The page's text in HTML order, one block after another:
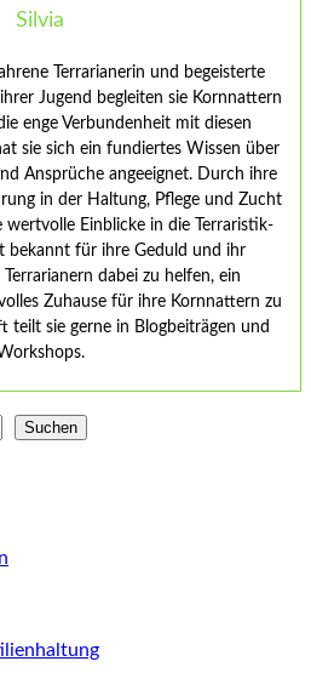
Silvia
Terrarianerin und begeisterte
Jugend begleiten sie Kornnattern
enge Verbundenheit mit diesen
sie sich ein fundiertes Wissen über
Ansprüche angeeignet. Durch ihre
in der Haltung, Pflege und Zucht
Einblicke in die Terraristik-
bekannt für ihre Geduld und ihr
dabei zu helfen, ein
Zuhause für ihre Kornnattern zu
teilt sie gerne in Blogbeiträgen und
Suchen